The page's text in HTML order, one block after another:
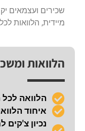
שכירים ועצמאים
מיידית, הלוואות
הלוואות
הלוואה
איחוד
נכיון צ'קים